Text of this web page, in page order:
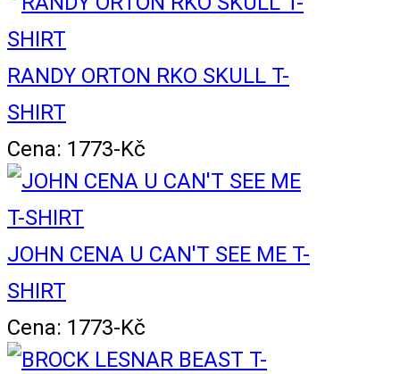
RANDY ORTON RKO SKULL T-
SHIRT
Cena: 1773-Kč
JOHN CENA U CAN'T SEE ME T-
SHIRT
Cena: 1773-Kč